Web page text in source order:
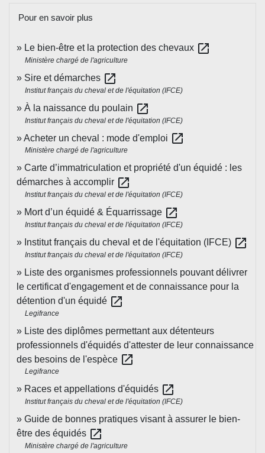
Pour en savoir plus
Le bien-être et la protection des chevaux open_in_new
Ministère chargé de l'agriculture
Sire et démarches open_in_new
Institut français du cheval et de l'équitation (IFCE)
À la naissance du poulain open_in_new
Institut français du cheval et de l'équitation (IFCE)
Acheter un cheval : mode d'emploi open_in_new
Ministère chargé de l'agriculture
Carte d’immatriculation et propriété d'un équidé : les
démarches à accomplir open_in_new
Institut français du cheval et de l'équitation (IFCE)
Mort d’un équidé & Équarrissage open_in_new
Institut français du cheval et de l'équitation (IFCE)
Institut français du cheval et de l'équitation (IFCE) open_in_new
Institut français du cheval et de l'équitation (IFCE)
Liste des organismes professionnels pouvant délivrer
le certificat d'engagement et de connaissance pour la
détention d'un équidé open_in_new
Legifrance
Liste des diplômes permettant aux détenteurs
professionnels d'équidés d'attester de leur connaissance
des besoins de l'espèce open_in_new
Legifrance
Races et appellations d'équidés open_in_new
Institut français du cheval et de l'équitation (IFCE)
Guide de bonnes pratiques visant à assurer le bien-
être des équidés open_in_new
Ministère chargé de l'agriculture